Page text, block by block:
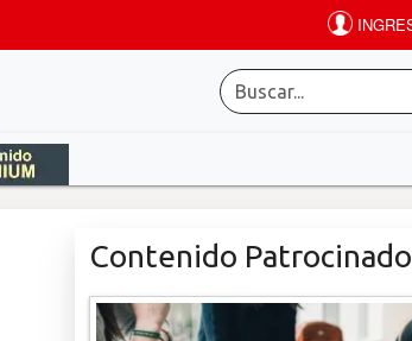
Contenido Patrocinado